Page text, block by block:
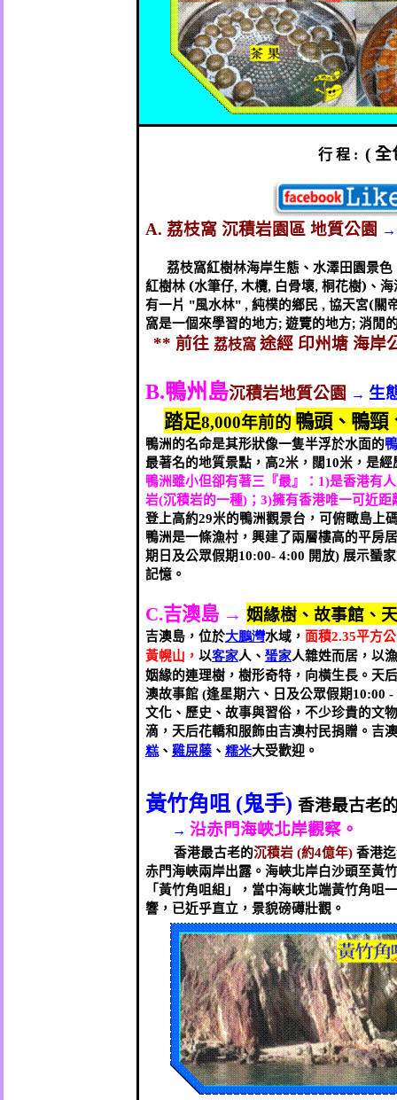
行程 : (全
A. 荔枝窩 沉積岩園區 地質公園 →
荔枝窩紅樹林海岸生態、水澤田園景色
紅樹林(水筆仔, 木欖, 白骨壞, 桐花樹) 、
有一片 "風水林" , 純樸的鄉民 , 協天宮(關
窩是一個來學習的地方; 遊覽的地方; 消閒
** 前往 荔枝窩途經 印州塘 海岸
B.鴨州島沉積岩地質公園 → 生
踏足8,000年前的鴨頭、鴨頸
鴨洲的名命是其形狀像一隻半浮於水面的鴨
最著名的地質景點，高2米，闊10米，是經
鴨洲雖小但卻有著三『最』： 1)是香港有
岩(沉積岩的一種)； 3)擁有香港唯一可近距
登上高約29米的鴨洲觀景台，可俯瞰島上
鴨洲是一條漁村，興建了兩層樓高的平房
期日及公眾假期10:00- 4:00 開放) 展示蜑
記憶。
C.吉澳島 → 姻緣樹、 故事館、
吉澳島，位於大鵬灣水域， 面積2.35平方
黃幌山， 以客家人、蜑家人雜姓而居，以
姻緣的連理樹，樹形奇特，向橫生長。 天
澳故事館(逢星期六、日及公眾假期10:00
文化、歷史、故事與習俗，不少珍貴的文
滴， 天后花轎和服飾由吉澳村民捐贈 。 吉
糕、 雞屎藤、 糯米大受歡迎。
黃竹角咀 (鬼手) 香港最古老
→ 沿赤門海峽北岸觀察。
香港最古老的沉積岩(約4億年) 香港
赤門海峽兩岸出露。海峽北岸白沙頭至黃
「黃竹角咀組」，當中海峽北端黃竹角
響，已近乎直立，景貌磅礡壯觀。